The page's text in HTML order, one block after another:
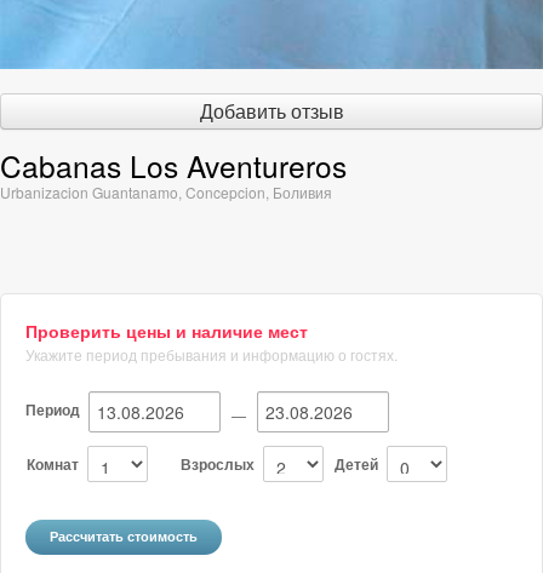
Добавить отзыв
Cabanas Los Aventureros
Urbanizacion Guantanamo Concepcion Боливия
Проверить цены и наличие мест
Укажите период пребывания и информацию о гостях.
Период —
Комнат Взрослых Детей